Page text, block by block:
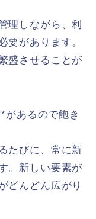
理しながら、利
要があります。
盛させることが
があるので飽き
たびに、常に新
。新しい要素が
どんどん広がり